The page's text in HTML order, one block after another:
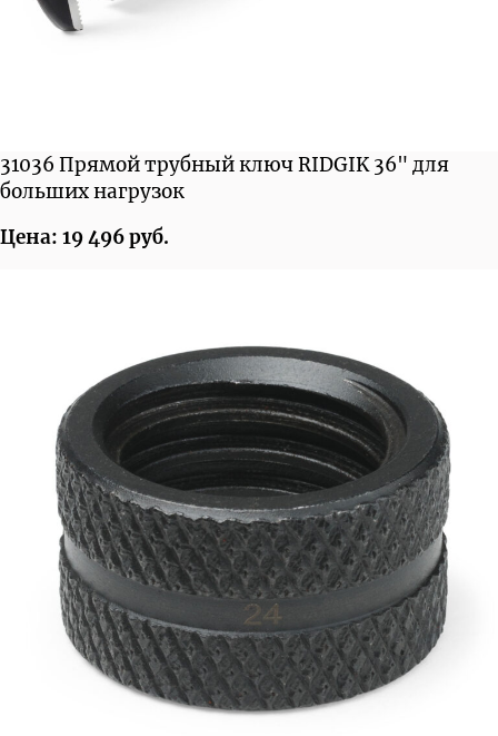
31036 Прямой трубный ключ RIDGIK 36" для
больших нагрузок
Цена: 19 496 руб.